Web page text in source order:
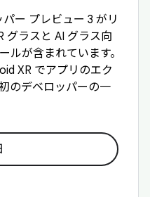
ー プレビュー 3 がリ
グラスと AI グラス向
ルが含まれています。
XR でアプリのエク
のデベロッパーの一